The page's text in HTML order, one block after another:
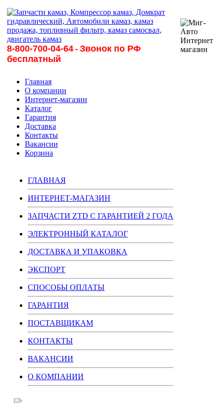
8-800-700-04-64 - Звонок по РФ
бесплатный
Главная
О компании
Интернет-магазин
Каталог
Гарантия
Доставка
Контакты
Вакансии
Корзина
ГЛАВНАЯ
ИНТЕРНЕТ-МАГАЗИН
ЗАПЧАСТИ ZTD С ГАРАНТИЕЙ 2 ГОДА
ЭЛЕКТРОННЫЙ КАТАЛОГ
ДОСТАВКА И УПАКОВКА
ЭКСПОРТ
СПОСОБЫ ОПЛАТЫ
ГАРАНТИЯ
ПОСТАВЩИКАМ
КОНТАКТЫ
ВАКАНСИИ
О КОМПАНИИ